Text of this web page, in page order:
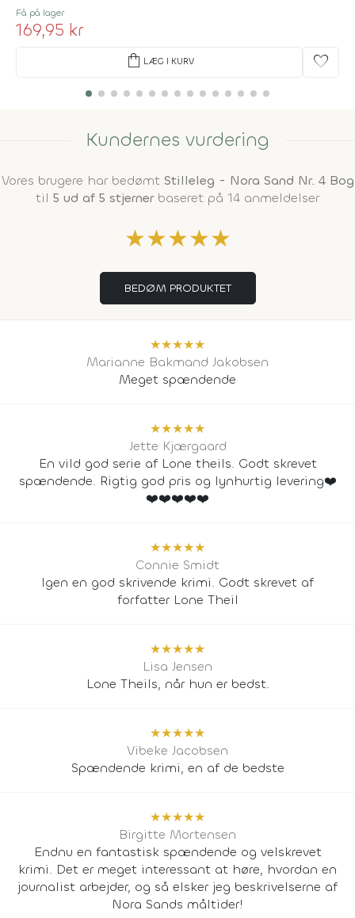
Få på lager
169,95 kr
shopping_bag LÆG I KURV favorite
Kundernes vurdering
Vores brugere har bedømt Stilleleg - Nora Sand Nr. 4 Bog
til 5 ud af 5 stjernerbaseret på 14 anmeldelser
★★★★★
BEDØM PRODUKTET
★★★★★
Marianne Bakmand Jakobsen
Meget spændende
★★★★★
Jette Kjærgaard
En vild god serie af Lone theils. Godt skrevet
spændende. Rigtig god pris og lynhurtig levering❤️
❤️❤️❤️❤️❤️
★★★★★
Connie Smidt
Igen en god skrivende krimi. Godt skrevet af
forfatter Lone Theil
★★★★★
Lisa Jensen
Lone Theils, når hun er bedst.
★★★★★
Vibeke Jacobsen
Spændende krimi, en af de bedste
★★★★★
Birgitte Mortensen
Endnu en fantastisk spændende og velskrevet
krimi. Det er meget interessant at høre, hvordan en
journalist arbejder, og så elsker jeg beskrivelserne af
Nora Sands måltider!